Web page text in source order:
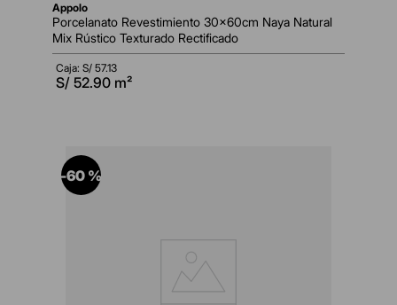
appolo
Porcelanato Revestimiento 30x60cm Naya Natural
Mix Rústico Texturado Rectificado
Caja: S/ 57.13
S/ 52.90 m²
-60 %